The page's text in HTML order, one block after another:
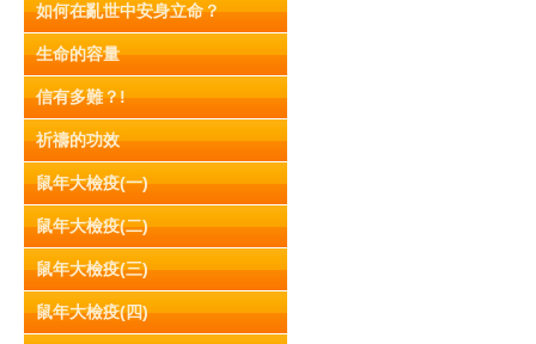
如何在亂世中安身立命？
生命的容量
信有多難？!
祈禱的功效
鼠年大檢疫(一)
鼠年大檢疫(二)
鼠年大檢疫(三)
鼠年大檢疫(四)